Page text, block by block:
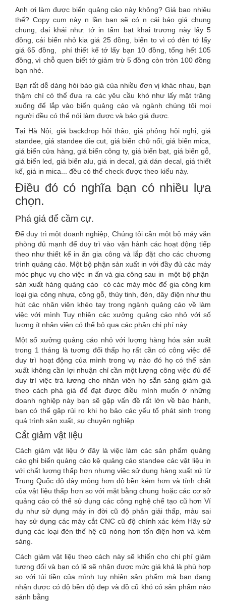
Anh ơi làm được biển quảng cáo này không? Giá bao nhiêu
thế? Copy cụm này n lần bạn sẽ có n cái báo giá chung
chung, đại khái như: tớ in tấm bạt khai trương này lấy 5
đồng, cái biển nhỏ kia giá 25 đồng, biển to vì có đèn tớ lấy
giá 65 đồng, phí thiết kế tớ lấy bạn 10 đồng, tổng hết 105
đồng, vì chỗ quen biết tớ giảm trừ 5 đồng còn tròn 100 đồng
bạn nhé.
Bạn rất dễ dàng hỏi báo giá của nhiều đơn vị khác nhau, bạn
thậm chí có thể đưa ra các yêu cầu khó như lấy mặt trăng
xuống để lắp vào biển quảng cáo và ngành chúng tôi mọi
người đều có thể nói làm được và báo giá được.
Tại Hà Nội, giá backdrop hội thảo, giá phông hội nghị, giá
standee, giá standee die cut, giá biển chữ nổi, giá biển mica,
giá biển cửa hàng, giá biển công ty, giá biển bạt, giá biển gỗ,
giá biển led, giá biển alu, giá in decal, giá dán decal, giá thiết
kế, giá in mica... đều có thể check được theo kiểu này.
Điều đó có nghĩa bạn có nhiều lựa
chọn.
Phá giá để cầm cự.
Để duy trì một doanh nghiệp, Chúng tôi cần một bộ máy văn
phòng đủ mạnh để duy trì vào vận hành các hoạt động tiếp
theo như thiết kế in ấn gia công và lắp đặt cho các chương
trình quảng cáo. Một bộ phận sản xuất in với đầy đủ các máy
móc phục vụ cho việc in ấn và gia công sau in một bộ phận
sản xuất hàng quảng cáo có các máy móc để gia công kim
loại gia công nhựa, công gỗ, thủy tinh, đèn, dây điện như thu
hút các nhân viên khéo tay trong ngành quảng cáo về làm
việc với mình Tuy nhiên các xưởng quảng cáo nhỏ với số
lượng ít nhân viên có thể bỏ qua các phần chi phí này
Một số xưởng quảng cáo nhỏ với lượng hàng hóa sản xuất
trong 1 tháng là tương đối thấp họ rất cần có công việc để
duy trì hoạt động của mình trong vụ nào đó họ có thể sản
xuất không cần lợi nhuận chỉ cần một lượng công việc đủ để
duy trì việc trả lương cho nhân viên họ sẵn sàng giảm giá
theo cách phá giá để đạt được điều mình muốn ở những
doanh nghiệp này bạn sẽ gặp vấn đề rất lớn về bảo hành,
bạn có thể gặp rủi ro khi họ bảo các yếu tố phát sinh trong
quá trình sản xuất, sự chuyên nghiệp
Cắt giảm vật liệu
Cách giảm vật liệu ở đây là việc làm các sản phẩm quảng
cáo ghi biển quảng cáo kệ quảng cáo standee các vật liệu in
với chất lượng thấp hơn nhưng việc sử dụng hàng xuất xứ từ
Trung Quốc độ dày mỏng hơn độ bền kém hơn và tính chất
của vật liệu thấp hơn so với mặt bằng chung hoặc các cơ sở
quảng cáo có thể sử dụng các công nghệ chế tạo cũ hơn Ví
dụ như sử dụng máy in đời cũ độ phân giải thấp, màu sai
hay sử dụng các máy cắt CNC cũ độ chính xác kém Hãy sử
dụng các loại đèn thế hệ cũ nóng hơn tốn điện hơn và kém
sáng.
Cách giảm vật liệu theo cách này sẽ khiến cho chi phí giảm
tương đối và bạn có lẽ sẽ nhận được mức giá khá là phù hợp
so với túi tiền của mình tuy nhiên sản phẩm mà bạn đang
nhận được có độ bền độ đẹp và đồ cũ khó có sản phẩm nào
sánh bằng